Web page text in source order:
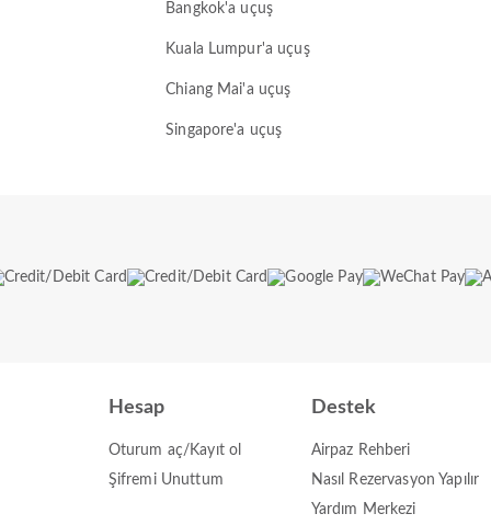
Bangkok'a uçuş
Kuala Lumpur'a uçuş
Chiang Mai'a uçuş
Singapore'a uçuş
Hesap
Oturum aç/Kayıt ol
Şifremi Unuttum
Destek
Airpaz Rehberi
Nasıl Rezervasyon Yapılır
Yardım Merkezi